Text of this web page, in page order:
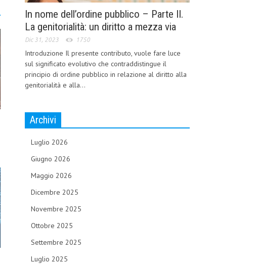
In nome dell’ordine pubblico – Parte II.
La genitorialità: un diritto a mezza via
Dic 31, 2023 1750
Introduzione Il presente contributo, vuole fare luce
sul significato evolutivo che contraddistingue il
principio di ordine pubblico in relazione al diritto alla
genitorialità e alla...
Archivi
Luglio 2026
Giugno 2026
Maggio 2026
Dicembre 2025
Novembre 2025
Ottobre 2025
Settembre 2025
Luglio 2025